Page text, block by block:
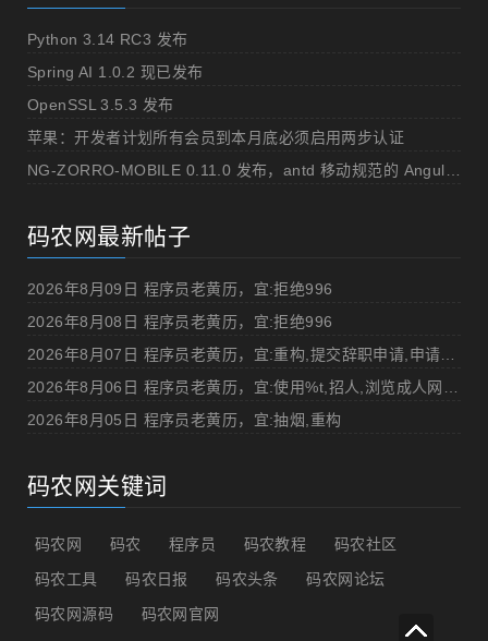
Python 3.14 RC3 发布
Spring AI 1.0.2 现已发布
OpenSSL 3.5.3 发布
苹果：开发者计划所有会员到本月底必须启用两步认证
码农网最新帖子
2026年8月09日 程序员老黄历，宜:拒绝996
2026年8月08日 程序员老黄历，宜:拒绝996
2026年8月05日 程序员老黄历，宜:抽烟,重构
码农网关键词
码农网 码农 程序员 码农教程
码农社区
码农工具
码农日报 码农头条
码农网论坛
码农网源码
码农网官网